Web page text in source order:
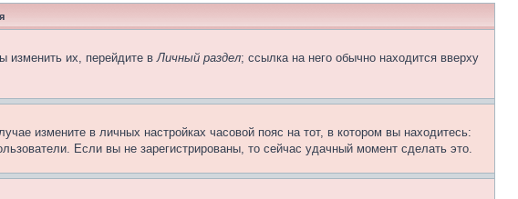
изменить их, перейдите вЛичный раздел; ссылка на него обычно находится вверху
измените в личных настройках часовой пояс на тот, в котором вы находитесь:
Если вы не зарегистрированы, то сейчас удачный момент сделать это.